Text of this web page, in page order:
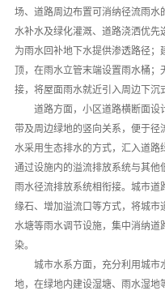
场、道路周边布置可消纳径流雨
水补水及绿化灌溉、道路浇洒优先
为雨水回补地下水提供渗透路径
顶，在雨水立管末端设置雨水桶
接，将屋面雨水就近引入周边下沉
道路方面，小区道路横断面设
带及周边绿地的竖向关系，便于
水采用生态排水的方式，汇入道
通过设施内的溢流排放系统与其
雨水径流排放系统相衔接。城市
缘石、增加溢流口等方式，将城
水塘等雨水调节设施，集中消纳
染。
城市水系方面，充分利用城市
地，在绿地内建设湿塘、雨水湿